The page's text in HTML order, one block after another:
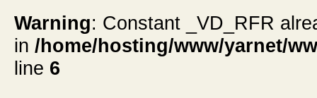
Warning: Constant _VD_RFR
in /home/hosting/www/yarnet/
line 6